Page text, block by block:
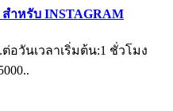
สำหรับ INSTAGRAM
อวันเวลาเริ่มต้น:1 ชั่วโมง